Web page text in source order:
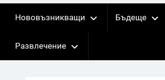
Нововъзникващи Бъдеще
Развлечение